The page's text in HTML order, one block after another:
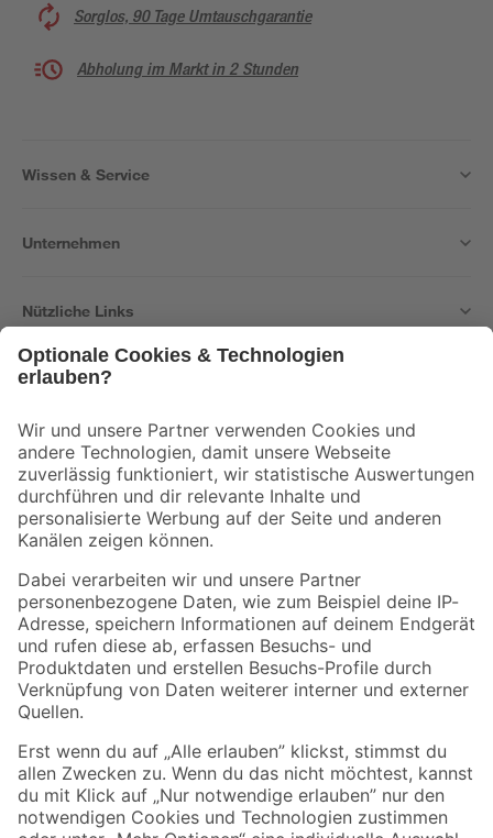
Sorglos, 90 Tage Umtauschgarantie
Abholung im Markt in 2 Stunden
Wissen & Service
Unternehmen
Nützliche Links
Der toom Newsletter: Keine Angebote und Aktionen mehr verpassen!
Zur Newsletter Anmeldung
Folge uns
Zahlungsarten Versandarten
Sicher einkaufen
Jetzt die toom-App herunterladen